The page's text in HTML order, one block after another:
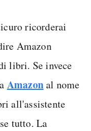
ricorderai
Amazon
libri. Se invece
Amazonal nome
all'assistente
tutto. La